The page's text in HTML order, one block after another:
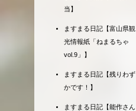
当】
ますまる日記【富山県観
光情報紙「ねまるちゃ
vol.9」】
ますまる日記【残りわず
かです！】
ますまる日記【能作さん